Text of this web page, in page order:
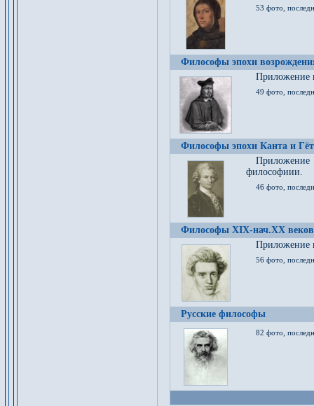
53 фото,
Философы эпохи
Приложение
49 фото,
Философы эпохи Канта и
философиии.
46 фото,
Философы XIX-нач.XX веков
Приложение
56 фото,
Русские философы
82 фото,